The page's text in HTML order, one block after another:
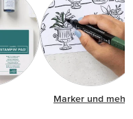
Marker und mehr